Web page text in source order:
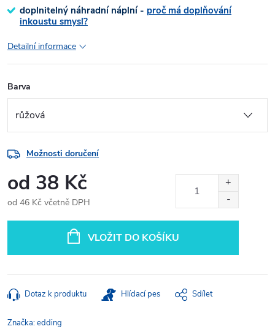
doplnitelný náhradní náplní - proč má doplňování
inkoustu smysl?
Detailní informace
Barva
Možnosti doručení
od 38 Kč
od 46 Kč včetně DPH
VLOŽIT DO KOŠÍKU
Dotaz k produktu Hlídací pes Sdílet
Značka:edding